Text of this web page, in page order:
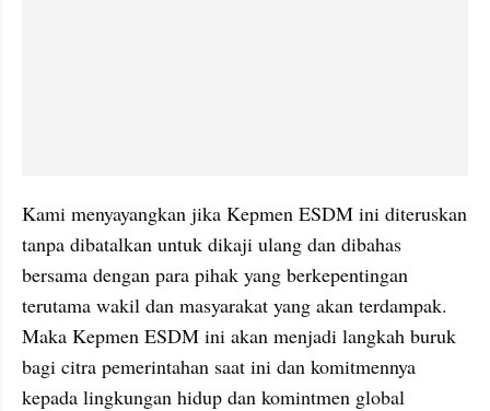
Kami menyayangkan jika Kepmen ESDM ini diteruskan
tanpa dibatalkan untuk dikaji ulang dan dibahas
bersama dengan para pihak yang berkepentingan
terutama wakil dan masyarakat yang akan terdampak.
Maka Kepmen ESDM ini akan menjadi langkah buruk
bagi citra pemerintahan saat ini dan komitmennya
kepada lingkungan hidup dan komintmen global